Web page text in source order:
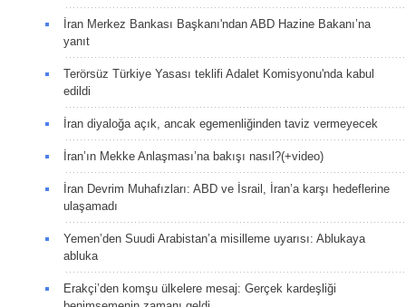
İran Merkez Bankası Başkanı'ndan ABD Hazine Bakanı’na
yanıt
Terörsüz Türkiye Yasası teklifi Adalet Komisyonu'nda kabul
edildi
İran diyaloğa açık, ancak egemenliğinden taviz vermeyecek
İran’ın Mekke Anlaşması’na bakışı nasıl?(+video)
İran Devrim Muhafızları: ABD ve İsrail, İran’a karşı hedeflerine
ulaşamadı
Yemen’den Suudi Arabistan’a misilleme uyarısı: Ablukaya
abluka
Erakçi’den komşu ülkelere mesaj: Gerçek kardeşliği